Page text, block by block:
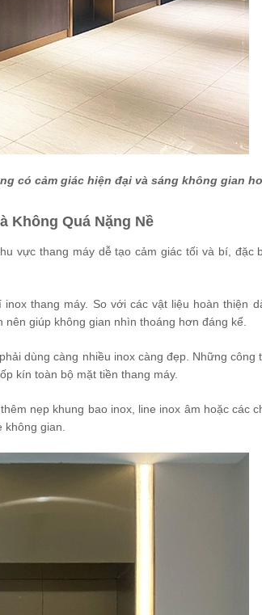
có cảm giác hiện đại và sáng không gian
Không Quá Nặng Nề
vực thang máy dễ tạo cảm giác tối và bí, đặc
thang máy. So với các vật liệu hoàn thiện
giúp không gian nhìn thoáng hơn đáng kể.
dùng càng nhiều inox càng đẹp. Những công
kín toàn bộ mặt tiền thang máy.
nẹp khung bao inox, line inox âm hoặc các
gian.